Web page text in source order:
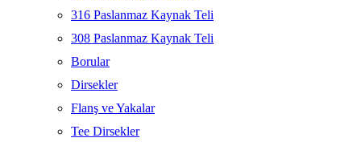
316 Paslanmaz Kaynak Teli
308 Paslanmaz Kaynak Teli
Borular
Dirsekler
Flanş ve Yakalar
Tee Dirsekler